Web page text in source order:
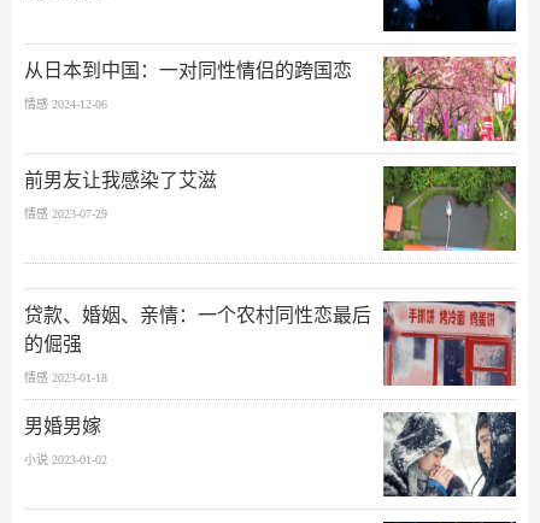
从日本到中国：一对同性情侣的跨国恋
情感 2024-12-06
前男友让我感染了艾滋
情感 2023-07-29
贷款、婚姻、亲情：一个农村同性恋最后
的倔强
情感 2023-01-18
男婚男嫁
小说 2023-01-02